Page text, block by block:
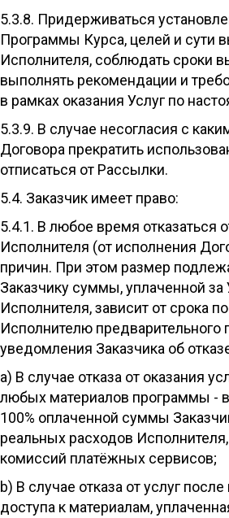
5.3.8. Придерживаться
Программы Курса, целей и сути
Исполнителя, соблюдать сроки
выполнять рекомендации и
в рамках оказания Услуг по
5.3.9. В случае несогласия с
Договора прекратить
отписаться от Рассылки.
5.4. Заказчик имеет право:
5.4.1. В любое время отказаться
Исполнителя (от исполнения
причин. При этом размер
Заказчику суммы, уплаченной за
Исполнителя, зависит от срока
Исполнителю предварительного
уведомления Заказчика об
a) В случае отказа от оказания
любых материалов программы -
100% оплаченной суммы
реальных расходов
комиссий платёжных сервисов;
b) В случае отказа от услуг
доступа к материалам,